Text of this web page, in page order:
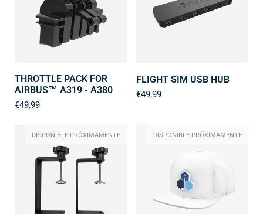
THROTTLE PACK FOR
AIRBUS™ A319 - A380
€49,99
FLIGHT SIM USB HUB
€49,99
DISPONIBLE PRÓXIMAMENTE DISPONIBLE PRÓXIMAMENTE